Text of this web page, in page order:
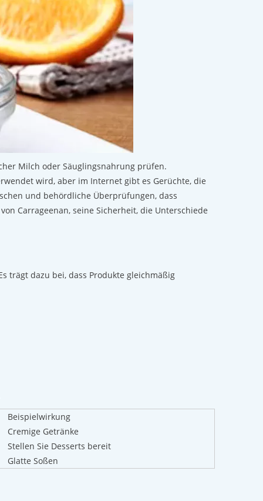
Milch oder Säuglingsnahrung prüfen.
wird, aber im Internet gibt es Gerüchte, die
und behördliche Überprüfungen, dass
Carrageenan, seine Sicherheit, die Unterschiede
trägt dazu bei, dass Produkte gleichmäßig
Beispielwirkung
Cremige Getränke
Stellen Sie Desserts bereit
Glatte Soßen